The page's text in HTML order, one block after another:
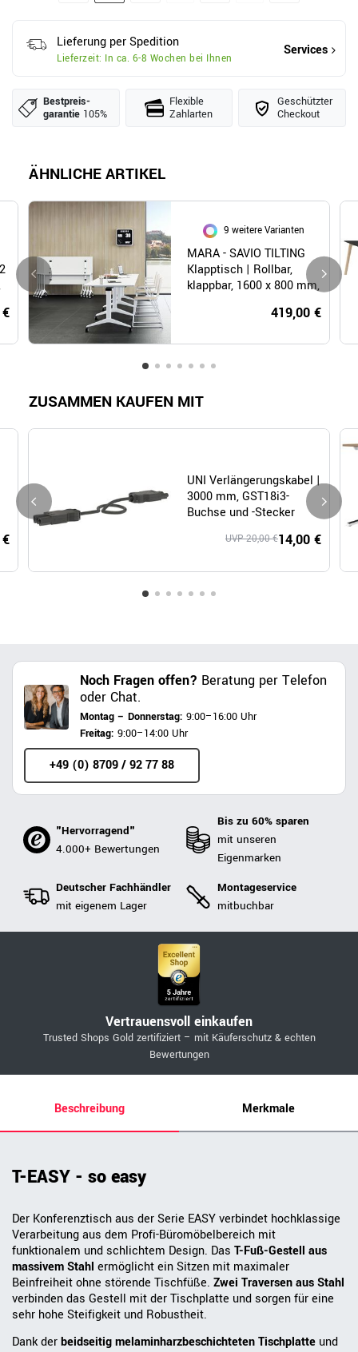
Lieferung per Spedition
Lieferzeit: In ca. 6-8 Wochen bei Ihnen
Services
Bestpreis­
garantie 105%
Flexible
Zahlarten
Geschützter
Checkout
ÄHNLICHE ARTIKEL
9 weitere Varianten
MARA - SAVIO TILTING
Klapptisch | Rollbar,
klappbar, 1600 x 800 mm,
419,00 €
ZUSAMMEN KAUFEN MIT
UNI Verlängerungskabel |
3000 mm, GST18i3-
Buchse und -Stecker
14,00 €
UVP 20,00 €
Noch Fragen offen? Beratung per Telefon
oder Chat.
Montag – Donnerstag: 9:00–16:00 Uhr
Freitag: 9:00–14:00 Uhr
+49 (0) 8709 / 92 77 88
"Hervorragend"
4.000+ Bewertungen
Bis zu 60% sparen
mit unseren
Eigenmarken
Deutscher Fachhändler
mit eigenem Lager
Montageservice
mitbuchbar
Vertrauensvoll einkaufen
Trusted Shops Gold zertifiziert – mit Käuferschutz & echten
Bewertungen
Beschreibung Merkmale
T-EASY - so easy
Der Konferenztisch aus der Serie EASY verbindet hochklassige
Verarbeitung aus dem Profi-Büromöbelbereich mit
funktionalem und schlichtem Design. Das T-Fuß-Gestell aus
massivem Stahl ermöglicht ein Sitzen mit maximaler
Beinfreiheit ohne störende Tischfüße. Zwei Traversen aus Stahl
verbinden das Gestell mit der Tischplatte und sorgen für eine
sehr hohe Steifigkeit und Robustheit.
Dank derbeidseitig melaminharzbeschichteten Tischplatte und